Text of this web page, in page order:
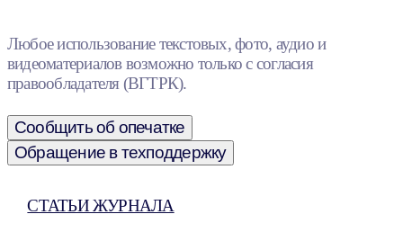
Любое использование текстовых, фото, аудио и
видеоматериалов возможно только с согласия
правообладателя (ВГТРК).
Сообщить об опечатке
Обращение в техподдержку
СТАТЬИ ЖУРНАЛА